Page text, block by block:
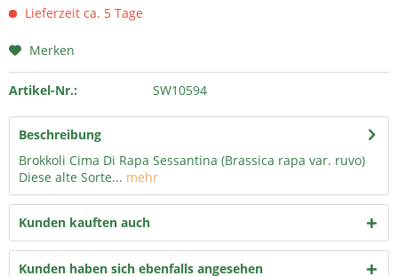
Lieferzeit ca. 5 Tage
Merken
Artikel-Nr.: SW10594
Beschreibung
Brokkoli Cima Di Rapa Sessantina (Brassica rapa var. ruvo)
Diese alte Sorte... mehr
Kunden kauften auch
Kunden haben sich ebenfalls angesehen